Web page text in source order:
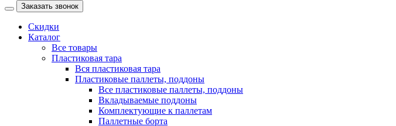
Заказать звонок
Скидки
Каталог
Все товары
Пластиковая тара
Вся пластиковая тара
Пластиковые паллеты, поддоны
Все пластиковые паллеты, поддоны
Вкладываемые поддоны
Комплектующие к паллетам
Паллетные борта